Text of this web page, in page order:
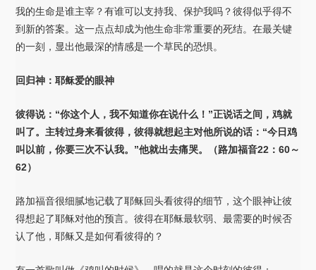
我的生命是谁主宰？有谁可以支持我、保护我吗？彼得似乎得不
到新的答案。这一点点却成为他生命非常重要的死结。在最关键
的一刻，显出他最深的情感是一个草民的恐惧。
回归神：耶稣爱的眼神
彼得说：“你这个人，我不知道你在说什么！”正说话之间，鸡就
叫了。主转过身来看彼得，彼得就想起主对他所说的话：“今日鸡
叫以前，你要三次不认我。”他就出去痛哭。
（路加福音22：60～
62）
路加福音很细腻地记载了耶稣回头看彼得的细节，这个眼神让彼
得想起了耶稣对他的预言。彼得在耶稣最软弱、最需要的时候否
认了他，耶稣又是如何看彼得的？